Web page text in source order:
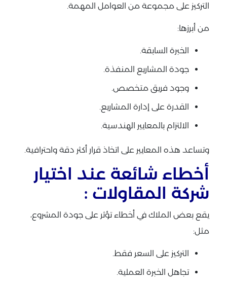
التركيز على مجموعة من العوامل المهمة.
من أبرزها:
الخبرة السابقة.
جودة المشاريع المنفذة.
وجود فريق متخصص.
القدرة على إدارة المشاريع.
الالتزام بالمعايير الهندسية.
وتساعد هذه المعايير على اتخاذ قرار أكثر دقة واحترافية.
أخطاء شائعة عند اختيار
شركة المقاولات :
يقع بعض الملاك في أخطاء تؤثر على جودة المشروع،
مثل:
التركيز على السعر فقط.
تجاهل الخبرة العملية.